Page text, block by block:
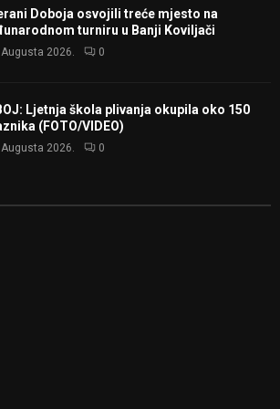
Doboja osvojili treće mjesto na
turniru u Banji Koviljači
Augusta 2026. 0
Ljetnja škola plivanja okupila oko 150
(FOTO/VIDEO)
2026. 0